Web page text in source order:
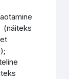
(näiteks